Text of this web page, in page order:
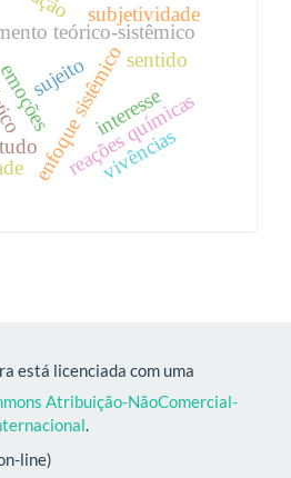
teórico-sistêmico
enfoque sistêmico
reações químicas
sujeito
interesse
sentido
vivências
subjetividade
está licenciada com uma
Atribuição-NãoComercial-
.
line)